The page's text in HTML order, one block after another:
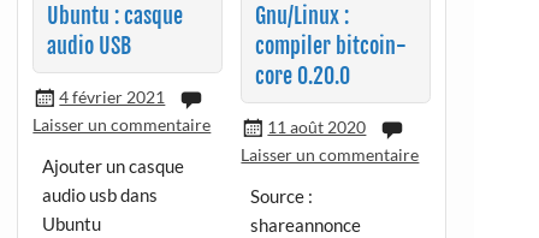
Ubuntu : casque
audio USB
4 février 2021
Laisser un commentaire
Ajouter un casque
audio usb dans
Ubuntu
Gnu/Linux :
compiler bitcoin-
core 0.20.0
11 août 2020
Laisser un commentaire
Source :
shareannonce